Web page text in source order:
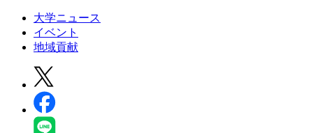
大学ニュース
イベント
地域貢献